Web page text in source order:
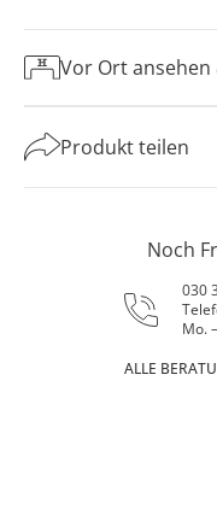
Vor Ort
Produkt teilen
Noch
030
Mo.
ALLE